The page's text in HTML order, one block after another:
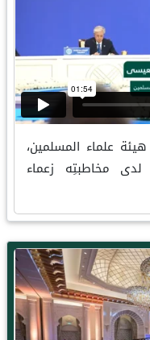
علماء المسلمين،
مخاطبتِه زعماء